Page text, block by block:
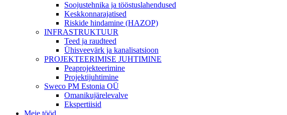
Soojustehnika ja tööstuslahendused
Keskkonnarajatised
Riskide hindamine (HAZOP)
INFRASTRUKTUUR
Teed ja raudteed
Ühisveevärk ja kanalisatsioon
PROJEKTEERIMISE JUHTIMINE
Peaprojekteerimine
Projektijuhtimine
Sweco PM Estonia OÜ
Omanikujärelevalve
Ekspertiisid
Meie tööd